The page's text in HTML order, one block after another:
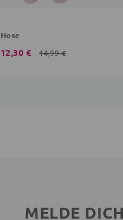
Hose
12,30 € 14,99 €
MELDE